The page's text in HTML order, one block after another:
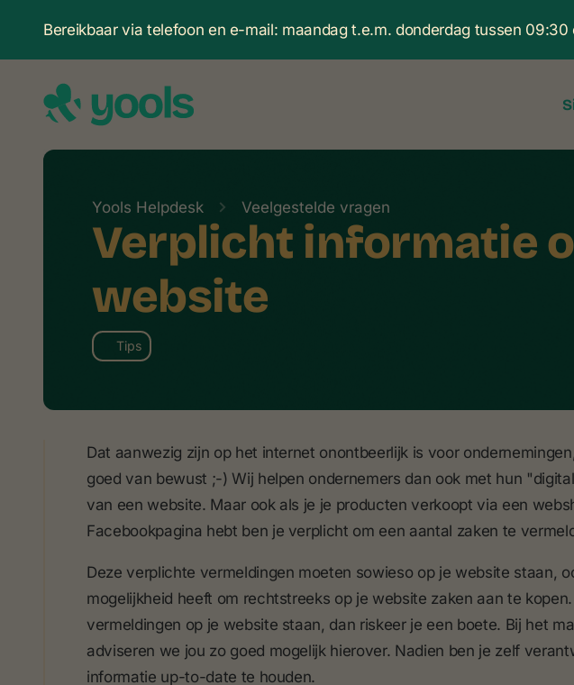
Bereikbaar via telefoon en e-mail: maandag t.e.m. donderdag tussen 09:30
Yools Helpdesk Veelgestelde vragen
Verplicht informatie
website
Tips
Dat aanwezig zijn op het internet onontbeerlijk is voor
goed van bewust ;-) Wij helpen ondernemers dan ook met hun
van een website. Maar ook als je je producten verkoopt via een
Facebookpagina hebt ben je verplicht om een aantal zaken te
Deze verplichte vermeldingen moeten sowieso op je website staan,
mogelijkheid heeft om rechtstreeks op je website zaken aan te
vermeldingen op je website staan, dan riskeer je een boete. Bij het
adviseren we jou zo goed mogelijk hierover. Nadien ben je zelf
informatie up-to-date te houden.